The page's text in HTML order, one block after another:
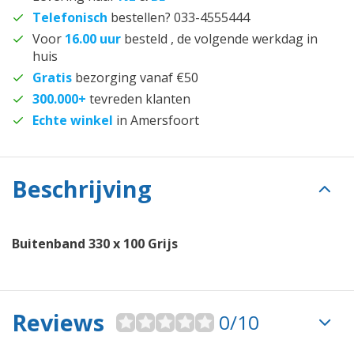
Telefonisch bestellen? 033-4555444
Voor 16.00 uur besteld , de volgende werkdag in
huis
Gratis bezorging vanaf €50
300.000+ tevreden klanten
Echte winkel in Amersfoort
Beschrijving
Buitenband 330 x 100 Grijs
Reviews 0/10